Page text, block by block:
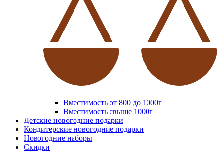
Вместимость от 800 до 1000г
Вместимость свыше 1000г
Детские новогодние подарки
Кондитерские новогодние подарки
Новогодние наборы
Скидки